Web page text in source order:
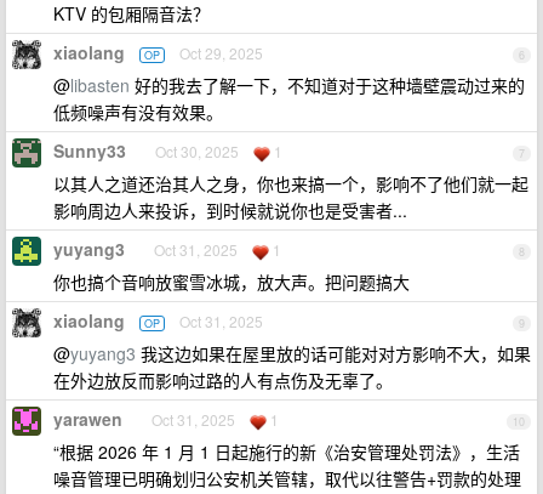
KTV 的包厢隔音法？
6
xiaolang OP Oct 29, 2025
@libasten 好的我去了解一下，不知道对于这种墙壁震动过来的
低频噪声有没有效果。
7
Sunny33 Oct 30, 2025 1
以其人之道还治其人之身，你也来搞一个，影响不了他们就一起
影响周边人来投诉，到时候就说你也是受害者...
8
yuyang3 Oct 31, 2025 1
你也搞个音响放蜜雪冰城，放大声。把问题搞大
9
xiaolang OP Oct 31, 2025
@yuyang3 我这边如果在屋里放的话可能对对方影响不大，如果
在外边放反而影响过路的人有点伤及无辜了。
10
yarawen Oct 31, 2025 1
“根据 2026 年 1 月 1 日起施行的新《治安管理处罚法》，‌生活
噪音管理已明确划归公安机关管辖‌，取代以往警告+罚款的处理